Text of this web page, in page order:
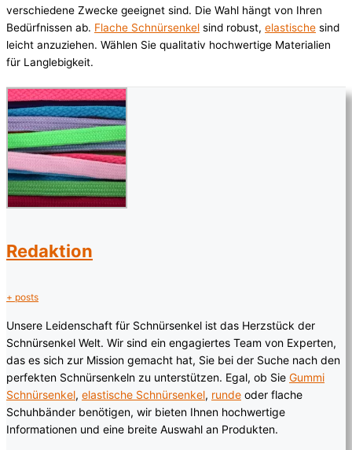
verschiedene Zwecke geeignet sind. Die Wahl hängt von Ihren
Bedürfnissen ab. Flache Schnürsenkel sind robust, elastische sind
leicht anzuziehen. Wählen Sie qualitativ hochwertige Materialien
für Langlebigkeit.
Redaktion
+ posts
Unsere Leidenschaft für Schnürsenkel ist das Herzstück der
Schnürsenkel Welt. Wir sind ein engagiertes Team von Experten,
das es sich zur Mission gemacht hat, Sie bei der Suche nach den
perfekten Schnürsenkeln zu unterstützen. Egal, ob Sie Gummi
Schnürsenkel, elastische Schnürsenkel, runde oder flache
Schuhbänder benötigen, wir bieten Ihnen hochwertige
Informationen und eine breite Auswahl an Produkten.